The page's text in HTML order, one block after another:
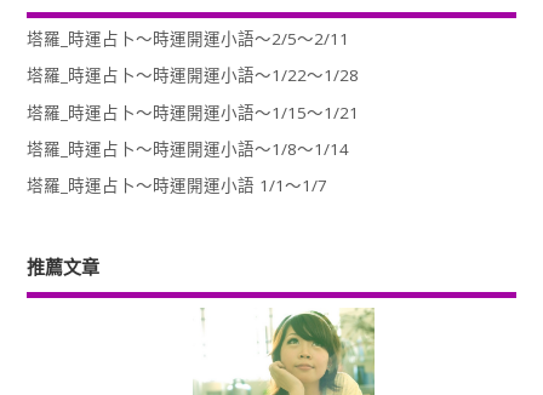
塔羅_時運占卜～時運開運小語～2/5～2/11
塔羅_時運占卜～時運開運小語～1/22～1/28
塔羅_時運占卜～時運開運小語～1/15～1/21
塔羅_時運占卜～時運開運小語～1/8～1/14
塔羅_時運占卜～時運開運小語 1/1～1/7
推薦文章